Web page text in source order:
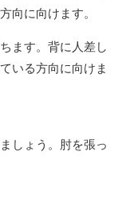
向に向けます。
ます。背に人差し
いる方向に向けま
しょう。肘を張っ